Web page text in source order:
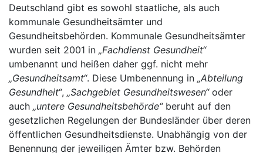
Deutschland gibt es sowohl staatliche, als auch
kommunale Gesundheitsämter und
Gesundheitsbehörden. Kommunale Gesundheitsämter
wurden seit 2001 in „Fachdienst Gesundheit“
umbenannt und heißen daher ggf. nicht mehr
„Gesundheitsamt“. Diese Umbenennung in „Abteilung
Gesundheit“, „Sachgebiet Gesundheitswesen“oder
auch „untere Gesundheitsbehörde“beruht auf den
gesetzlichen Regelungen der Bundesländer über deren
öffentlichen Gesundheitsdienste. Unabhängig von der
Benennung der jeweiligen Ämter bzw. Behörden